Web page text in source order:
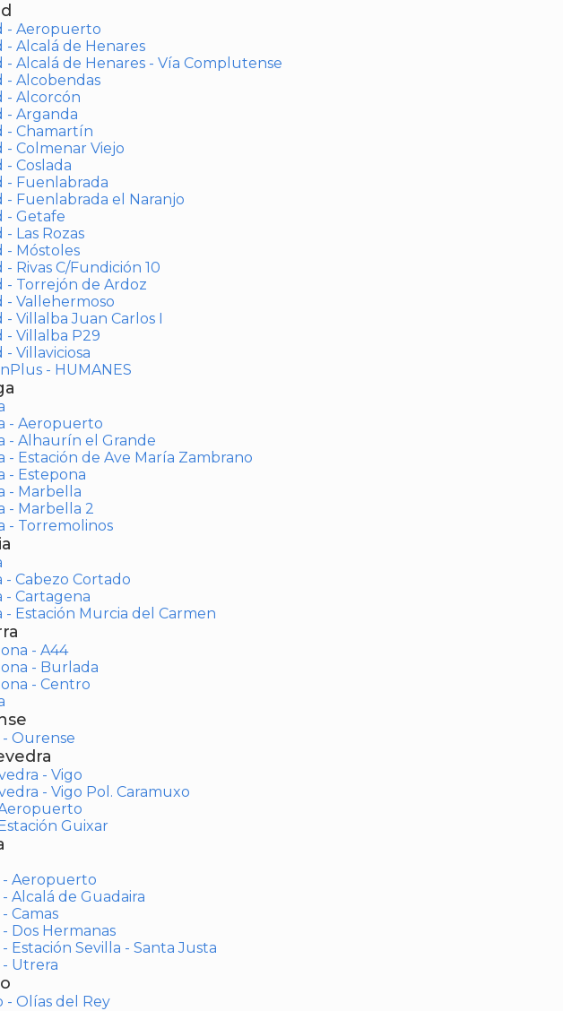
- Aeropuerto
- Alcalá de Henares
- Alcalá de Henares - Vía Complutense
- Alcobendas
- Alcorcón
- Arganda
- Chamartín
- Colmenar Viejo
- Coslada
- Fuenlabrada
- Fuenlabrada el Naranjo
- Getafe
- Las Rozas
- Móstoles
- Rivas C/Fundición 10
- Torrejón de Ardoz
- Vallehermoso
- Villalba Juan Carlos I
- Villalba P29
- Villaviciosa
- HUMANES
- Aeropuerto
- Alhaurín el Grande
- Estación de Ave María Zambrano
- Estepona
- Marbella
- Marbella 2
- Torremolinos
- Cabezo Cortado
- Cartagena
- Estación Murcia del Carmen
- A44
- Burlada
- Centro
- Ourense
- Vigo
- Vigo Pol. Caramuxo
Guixar
- Aeropuerto
Alcalá de Guadaira
Camas
Dos Hermanas
Estación Sevilla - Santa Justa
- Utrera
- Olías del Rey